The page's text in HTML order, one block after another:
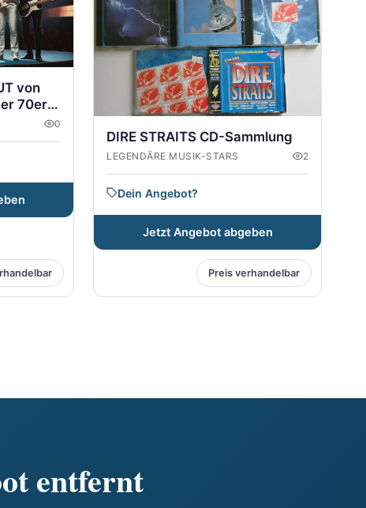
von
70er
0
Preis verhandelbar
DIRE STRAITS CD-Sammlung
LEGENDÄRE MUSIK-STARS 2
Dein Angebot?
Jetzt Angebot abgeben
entfernt